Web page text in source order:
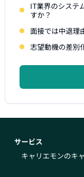
IT業界のシステ
すか？
面接では中退理
志望動機の差別
サービス
キャリエモンのキ